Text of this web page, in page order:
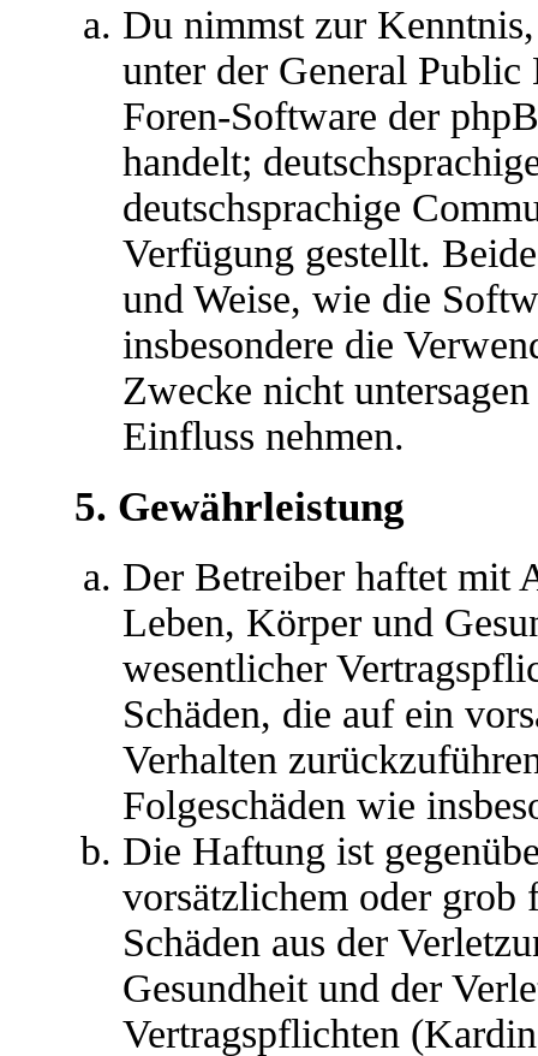
Du nimmst zur
unter der General
Foren-Software der
handelt;
deutschsprachige
Verfügung gestellt.
und Weise, wie die
insbesondere die
Zwecke nicht
Einfluss nehmen.
5. Gewährleistung
Der Betreiber haftet mit
Leben, Körper und
wesentlicher
Schäden, die auf ein
Verhalten
Folgeschäden wie
Die Haftung ist
vorsätzlichem oder grob
Schäden aus der
Gesundheit und der
Vertragspflichten